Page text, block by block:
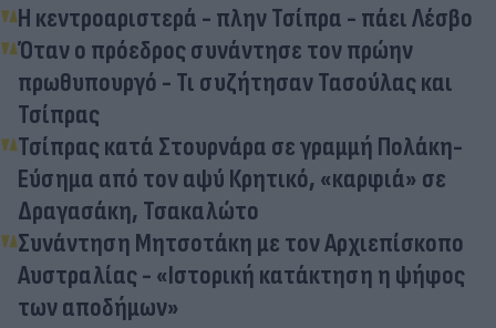
Η κεντροαριστερά - πλην Τσίπρα - πάει Λέσβο
Όταν ο πρόεδρος συνάντησε τον πρώην
πρωθυπουργό - Τι συζήτησαν Τασούλας και
Τσίπρας
Τσίπρας κατά Στουρνάρα σε γραμμή Πολάκη-
Εύσημα από τον αψύ Κρητικό, «καρφιά» σε
Δραγασάκη, Τσακαλώτο
Συνάντηση Μητσοτάκη με τον Αρχιεπίσκοπο
Αυστραλίας - «Ιστορική κατάκτηση η ψήφος
των αποδήμων»